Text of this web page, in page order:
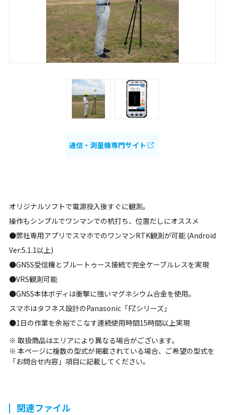
通信・測量機専門サイト
オリジナルソフトで電源投入後すぐに観測。
操作もシンプルでワンマンでの杭打ち、位置だしにオススメ
●弊社専用アプリでスマホでのワンマンRTK観測が可能 (Android
Ver:5.1.1以上)
●GNSS受信機とブルートゥース接続で完全ケーブルレスを実現
●VRS観測可能
●GNSS本体ボディは衝撃に強いマグネシウム合金を使用。
スマホはタフネス設計のPanasonic「FZシリーズ」
●1日の作業を余裕でこなす連続使用時間15時間以上実現
※ 取扱商品はエリアにより異なる場合がございます。
※ 本ページに複数の型式が掲載されている場合、ご希望の型式を
「お問合せ内容」項目に記載してください。
関連ファイル